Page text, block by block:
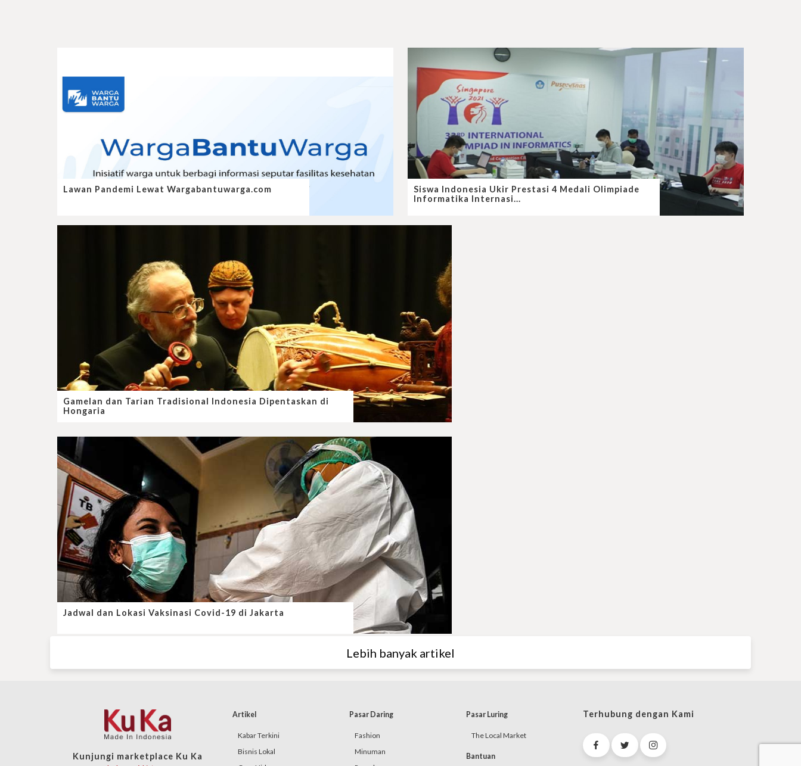
Lawan Pandemi Lewat Wargabantuwarga.com
Siswa Indonesia Ukir Prestasi 4 Medali Olimpiade
Informatika Internasi...
Gamelan dan Tarian Tradisional Indonesia Dipentaskan di
Hongaria
Jadwal dan Lokasi Vaksinasi Covid-19 di Jakarta
Lebih banyak artikel
Kunjungi marketplace Ku Ka
Artikel
Kabar Terkini
Bisnis Lokal
Pasar Daring
Fashion
Minuman
Pasar Luring
The Local Market
Bantuan
Terhubung dengan Kami